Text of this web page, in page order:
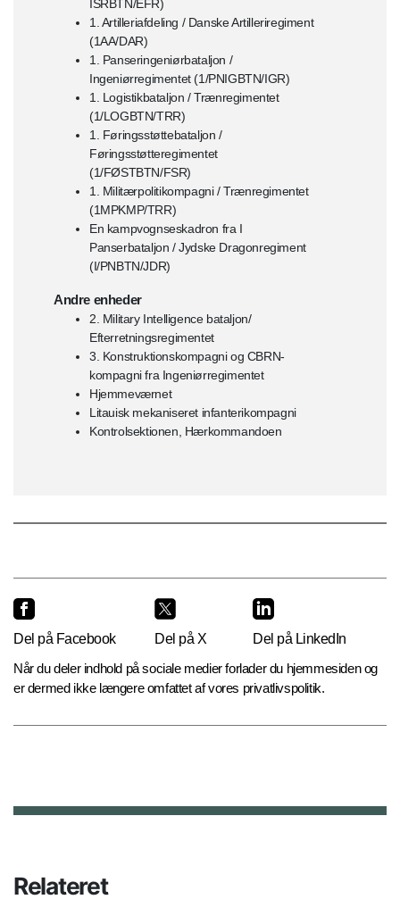
ISRBTN/EFR)
1. Artilleriafdeling / Danske Artilleriregiment
(1AA/DAR)
1. Panseringeniørbataljon /
Ingeniørregimentet (1/PNIGBTN/IGR)
1. Logistikbataljon / Trænregimentet
(1/LOGBTN/TRR)
1. Føringsstøttebataljon /
Føringsstøtteregimentet
(1/FØSTBTN/FSR)
1. Militærpolitikompagni / Trænregimentet
(1MPKMP/TRR)
En kampvognseskadron fra I
Panserbataljon / Jydske Dragonregiment
(I/PNBTN/JDR)
Andre enheder
2. Military Intelligence bataljon/
Efterretningsregimentet
3. Konstruktionskompagni og CBRN-
kompagni fra Ingeniørregimentet
Hjemmeværnet
Litauisk mekaniseret infanterikompagni
Kontrolsektionen, Hærkommandoen
Del på Facebook Del på X
Del på LinkedIn
Når du deler indhold på sociale medier forlader du hjemmesiden og
er dermed ikke længere omfattet af vores privatlivspolitik.
Relateret